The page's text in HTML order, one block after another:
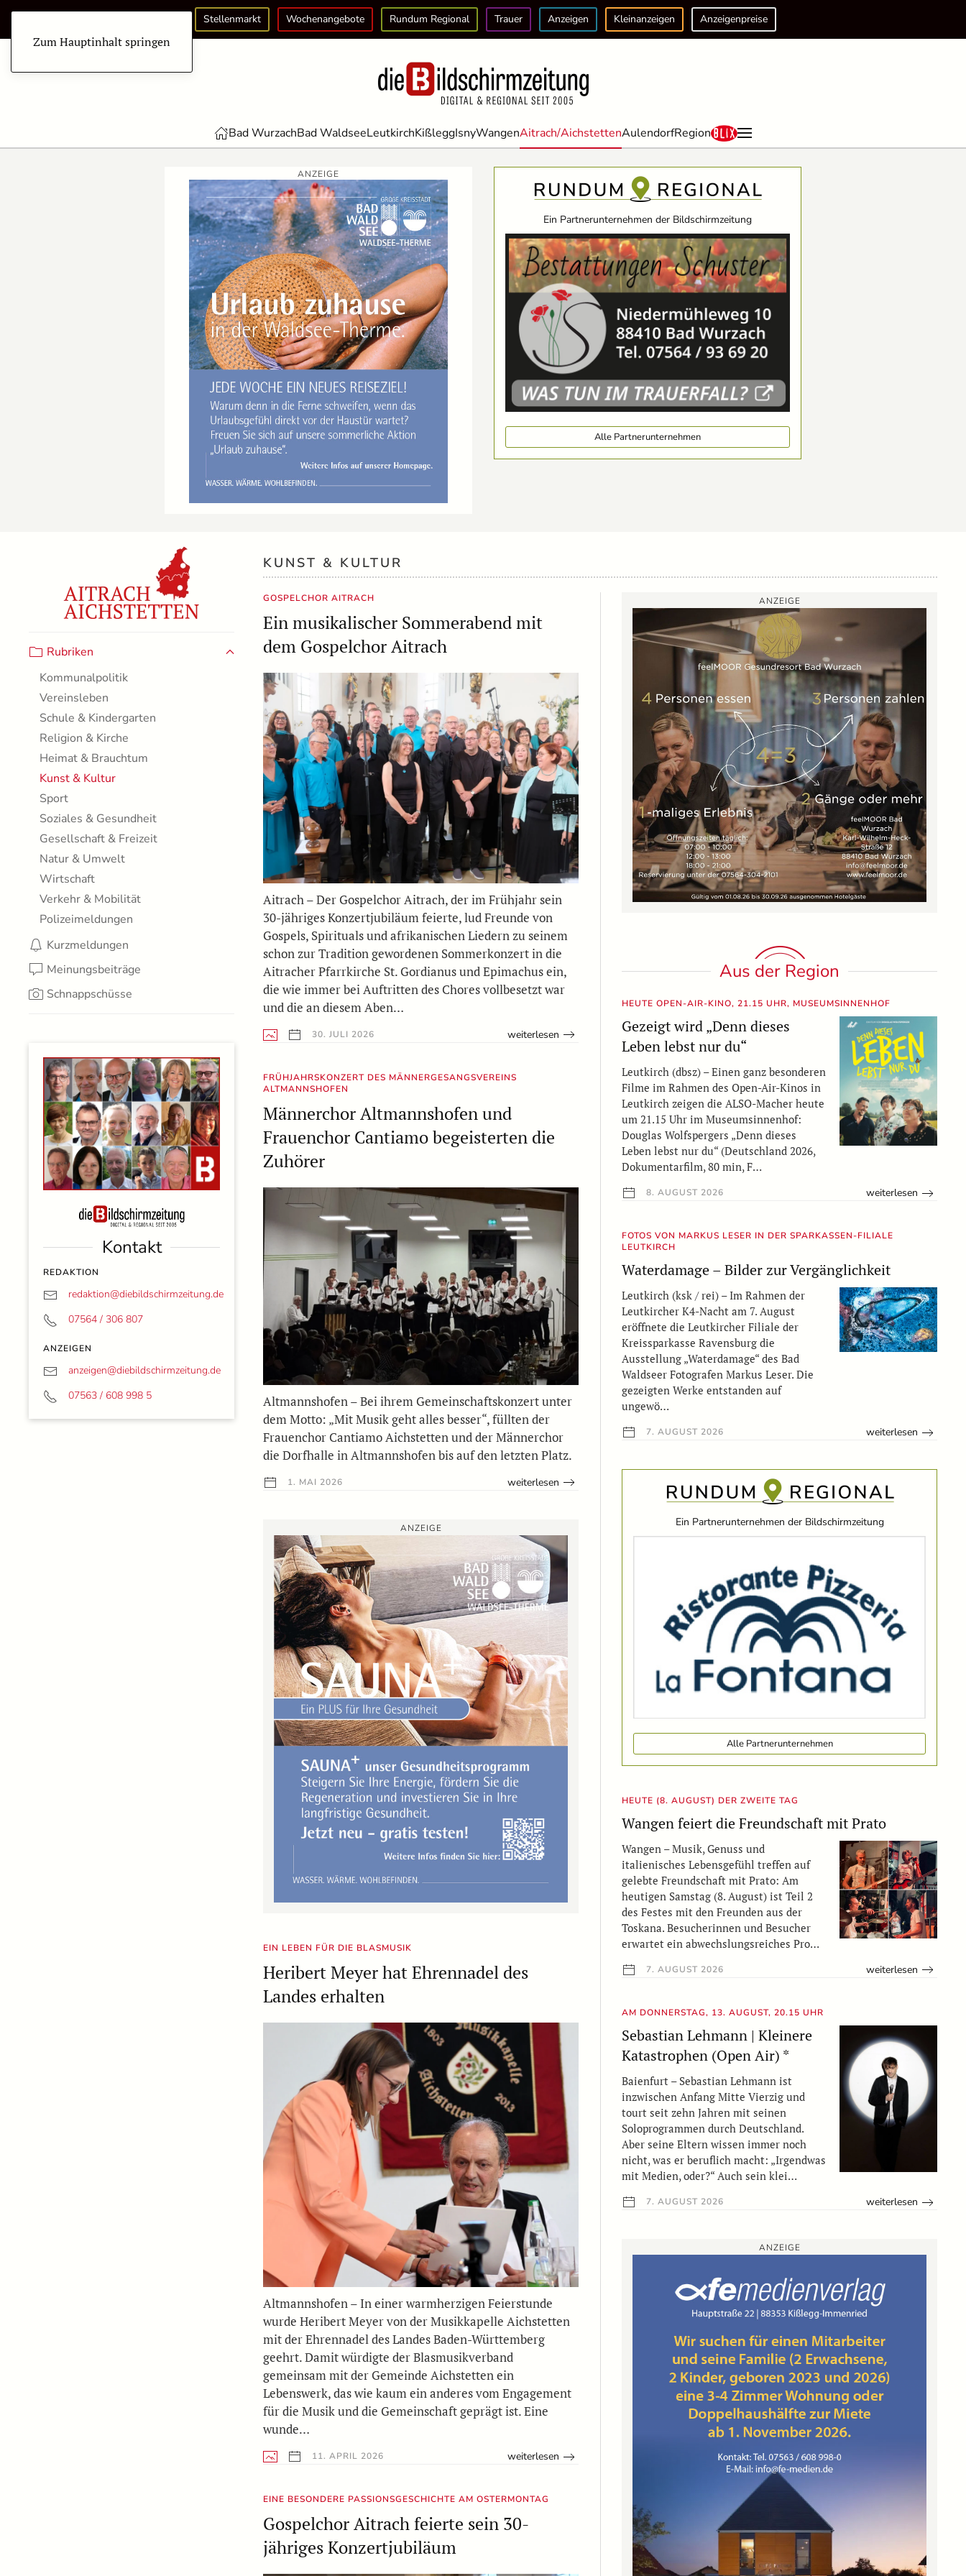
Zum Hauptinhalt springen
Stellenmarkt Wochenangebote Rundum Regional Trauer Anzeigen Kleinanzeigen Anzeigenpreise
Bad WurzachBad WaldseeLeutkirchKißleggIsnyWangenAitrach/AichstettenAulendorfRegion
ANZEIGE
Ein Partnerunternehmen der Bildschirmzeitung
Alle Partnerunternehmen
Rubriken
Kommunalpolitik
Vereinsleben
Schule & Kindergarten
Religion & Kirche
Heimat & Brauchtum
Kunst & Kultur
Sport
Soziales & Gesundheit
Gesellschaft & Freizeit
Natur & Umwelt
Wirtschaft
Verkehr & Mobilität
Polizeimeldungen
Kurzmeldungen
Meinungsbeiträge
Schnappschüsse
Kontakt
REDAKTION
redaktion@diebildschirmzeitung.de
07564 / 306 807
ANZEIGEN
anzeigen@diebildschirmzeitung.de
07563 / 608 998 5
KUNST & KULTUR
GOSPELCHOR AITRACH
Ein musikalischer Sommerabend mit
dem Gospelchor Aitrach
Aitrach – Der Gospelchor Aitrach, der im Frühjahr sein
30-jähriges Konzertjubiläum feierte, lud Freunde von
Gospels, Spirituals und afrikanischen Liedern zu seinem
schon zur Tradition gewordenen Sommerkonzert in die
Aitracher Pfarrkirche St. Gordianus und Epimachus ein,
die wie immer bei Auftritten des Chores vollbesetzt war
und die an diesem Aben…
30. JULI 2026 weiterlesen
FRÜHJAHRSKONZERT DES MÄNNERGESANGSVEREINS
ALTMANNSHOFEN
Männerchor Altmannshofen und
Frauenchor Cantiamo begeisterten die
Zuhörer
Altmannshofen – Bei ihrem Gemeinschaftskonzert unter
dem Motto: „Mit Musik geht alles besser“, füllten der
Frauenchor Cantiamo Aichstetten und der Männerchor
die Dorfhalle in Altmannshofen bis auf den letzten Platz.
1. MAI 2026 weiterlesen
ANZEIGE
EIN LEBEN FÜR DIE BLASMUSIK
Heribert Meyer hat Ehrennadel des
Landes erhalten
Altmannshofen – In einer warmherzigen Feierstunde
wurde Heribert Meyer von der Musikkapelle Aichstetten
mit der Ehrennadel des Landes Baden-Württemberg
geehrt. Damit würdigte der Blasmusikverband
gemeinsam mit der Gemeinde Aichstetten ein
Lebenswerk, das wie kaum ein anderes vom Engagement
für die Musik und die Gemeinschaft geprägt ist. Eine
wunde…
11. APRIL 2026 weiterlesen
EINE BESONDERE PASSIONSGESCHICHTE AM OSTERMONTAG
Gospelchor Aitrach feierte sein 30-
jähriges Konzertjubiläum
ANZEIGE
Aus der Region
HEUTE OPEN-AIR-KINO, 21.15 UHR, MUSEUMSINNENHOF
Gezeigt wird „Denn dieses
Leben lebst nur du“
Leutkirch (dbsz) – Einen ganz besonderen
Filme im Rahmen des Open-Air-Kinos in
Leutkirch zeigen die ALSO-Macher heute
um 21.15 Uhr im Museumsinnenhof:
Douglas Wolfspergers „Denn dieses
Leben lebst nur du“ (Deutschland 2026,
Dokumentarfilm, 80 min, F…
8. AUGUST 2026 weiterlesen
FOTOS VON MARKUS LESER IN DER SPARKASSEN-FILIALE
LEUTKIRCH
Waterdamage – Bilder zur Vergänglichkeit
Leutkirch (ksk / rei) – Im Rahmen der
Leutkircher K4-Nacht am 7. August
eröffnete die Leutkircher Filiale der
Kreissparkasse Ravensburg die
Ausstellung „Waterdamage“ des Bad
Waldseer Fotografen Markus Leser. Die
gezeigten Werke entstanden auf
ungewö…
7. AUGUST 2026 weiterlesen
Ein Partnerunternehmen der Bildschirmzeitung
Alle Partnerunternehmen
HEUTE (8. AUGUST) DER ZWEITE TAG
Wangen feiert die Freundschaft mit Prato
Wangen – Musik, Genuss und
italienisches Lebensgefühl treffen auf
gelebte Freundschaft mit Prato: Am
heutigen Samstag (8. August) ist Teil 2
des Festes mit den Freunden aus der
Toskana. Besucherinnen und Besucher
erwartet ein abwechslungsreiches Pro…
7. AUGUST 2026 weiterlesen
AM DONNERSTAG, 13. AUGUST, 20.15 UHR
Sebastian Lehmann | Kleinere
Katastrophen (Open Air) *
Baienfurt – Sebastian Lehmann ist
inzwischen Anfang Mitte Vierzig und
tourt seit zehn Jahren mit seinen
Soloprogrammen durch Deutschland.
Aber seine Eltern wissen immer noch
nicht, was er beruflich macht: „Irgendwas
mit Medien, oder?“ Auch sein klei…
7. AUGUST 2026 weiterlesen
ANZEIGE